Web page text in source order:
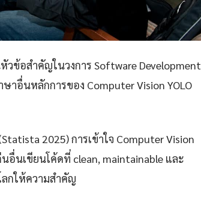
วข้อสำคัญในวงการ Software Development
อื่นหลักการของ Computer Vision YOLO
2025) การเข้าใจ Computer Vision
อื่นเขียนโค้ดที่ clean, maintainable และ
กให้ความสำคัญ